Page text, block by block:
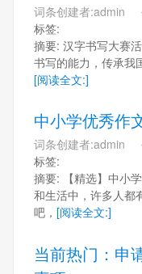
词条创建者:admin
标签:
摘要: 汉字书写大赛
书写的能力，传承我
[阅读全文:]
中小学优秀作
词条创建者:admin
标签:
摘要: 【精选】中小
和生活中，许多人都
吧， [阅读全文:]
当前热门：申